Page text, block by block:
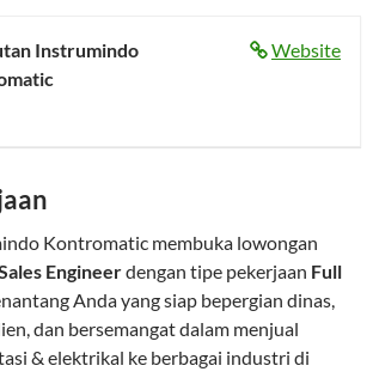
Website
Instrumindo
Kontromatic membuka lowongan
Engineerdengan tipe pekerjaan Full
Anda yang siap bepergian dinas,
dan bersemangat dalam menjual
& elektrikal ke berbagai industri di